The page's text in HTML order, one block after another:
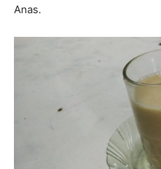
Anas.